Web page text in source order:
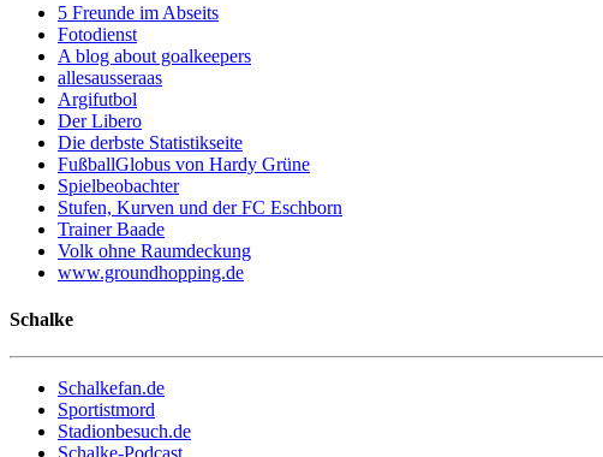
5 Freunde im Abseits
Fotodienst
A blog about goalkeepers
allesausseraas
Argifutbol
Der Libero
Die derbste Statistikseite
FußballGlobus von Hardy Grüne
Spielbeobachter
Stufen, Kurven und der FC Eschborn
Trainer Baade
Volk ohne Raumdeckung
www.groundhopping.de
Schalke
Schalkefan.de
Sportistmord
Stadionbesuch.de
Schalke-Podcast